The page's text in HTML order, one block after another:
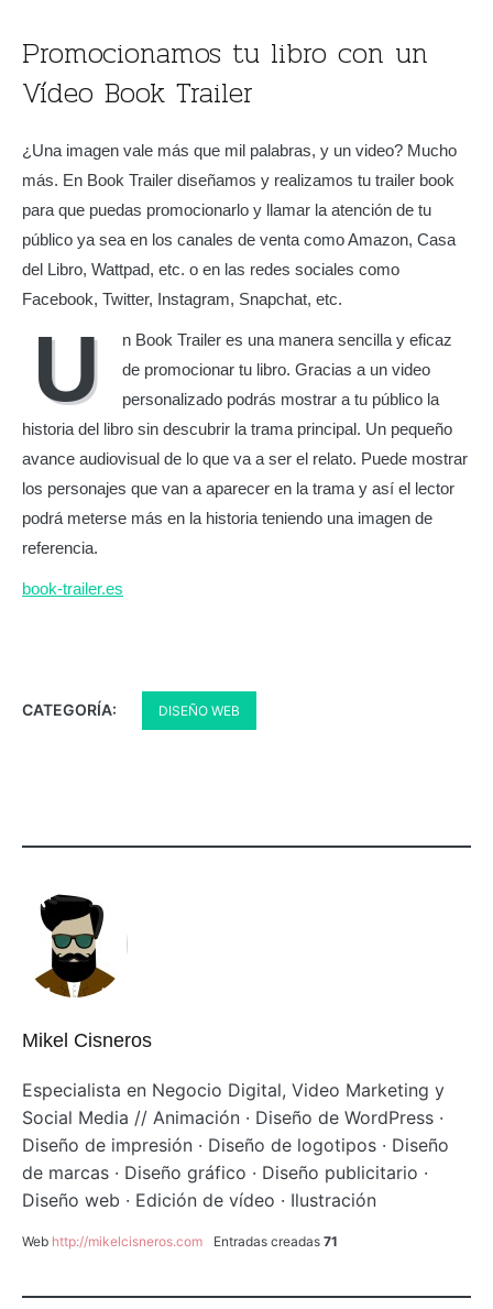
Promocionamos tu libro con un
Vídeo Book Trailer
¿Una imagen vale más que mil palabras, y un video? Mucho
más. En Book Trailer diseñamos y realizamos tu trailer book
para que puedas promocionarlo y llamar la atención de tu
público ya sea en los canales de venta como Amazon, Casa
del Libro, Wattpad, etc. o en las redes sociales como
Facebook, Twitter, Instagram, Snapchat, etc.
U
n Book Trailer es una manera sencilla y eficaz
de promocionar tu libro. Gracias a un video
personalizado podrás mostrar a tu público la
historia del libro sin descubrir la trama principal. Un pequeño
avance audiovisual de lo que va a ser el relato. Puede mostrar
los personajes que van a aparecer en la trama y así el lector
podrá meterse más en la historia teniendo una imagen de
referencia.
book-trailer.es
CATEGORÍA: DISEÑO WEB
Mikel Cisneros
Especialista en Negocio Digital, Video Marketing y
Social Media // Animación · Diseño de WordPress ·
Diseño de impresión · Diseño de logotipos · Diseño
de marcas · Diseño gráfico · Diseño publicitario ·
Diseño web · Edición de vídeo · Ilustración
Web http://mikelcisneros.com Entradas creadas 71